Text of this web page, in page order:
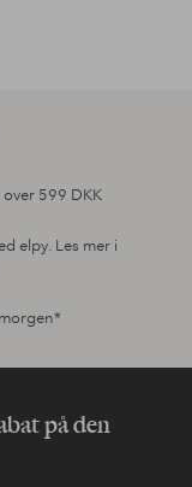
599 DKK
elpy. Les mer i
på den